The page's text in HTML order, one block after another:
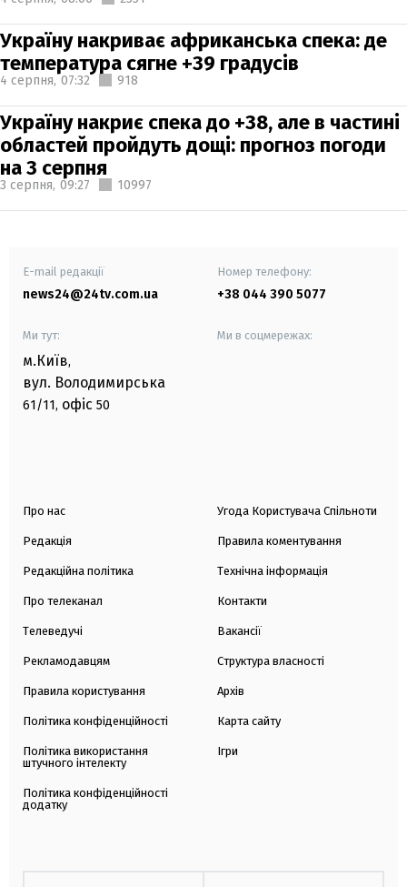
Україну накриває африканська спека: де
температура сягне +39 градусів
4 серпня, 07:32 918
Україну накриє спека до +38, але в частині
областей пройдуть дощі: прогноз погоди
на 3 серпня
3 серпня, 09:27 10997
E-mail редакції
news24@24tv.com.ua
Номер телефону:
+38 044 390 5077
Ми тут:
м.Київ,
вул. Володимирська
61/11, офіс 50
Ми в соцмережах:
Про нас
Редакція
Редакційна політика
Про телеканал
Телеведучі
Рекламодавцям
Правила користування
Політика конфіденційності
Політика використання
штучного інтелекту
Політика конфіденційності
додатку
Угода Користувача Спільноти
Правила коментування
Технічна інформація
Контакти
Вакансії
Структура власності
Архів
Карта сайту
Ігри